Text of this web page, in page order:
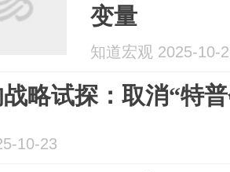
变量
知道宏观 2025-10-
略试探：取消“特
10-23